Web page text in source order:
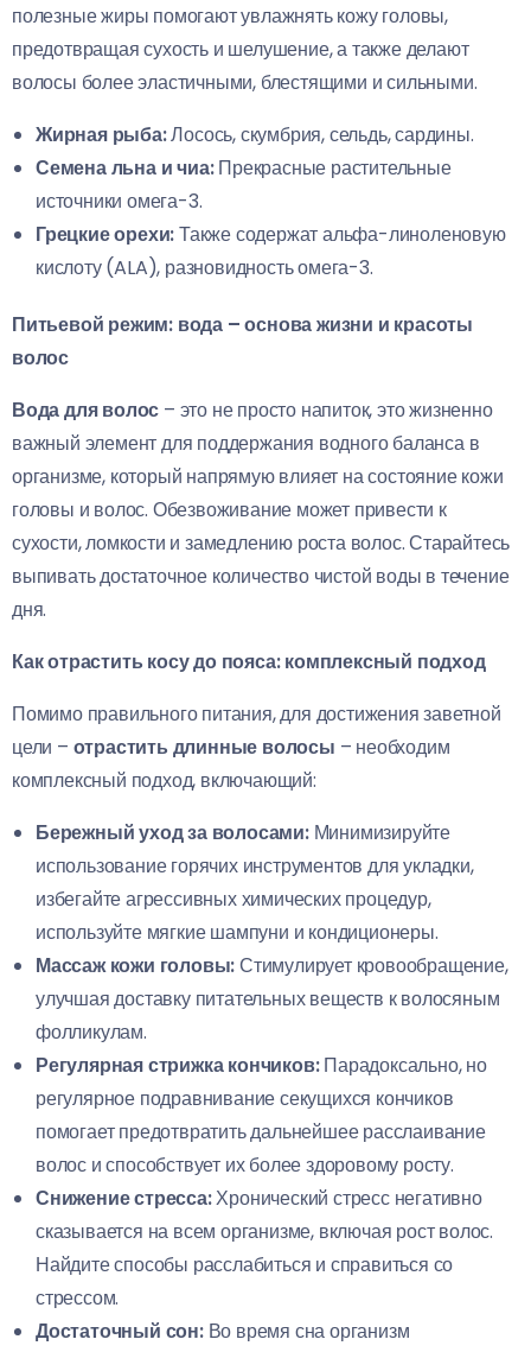
полезные жиры помогают увлажнять кожу головы,
предотвращая сухость и шелушение, а также делают
волосы более эластичными, блестящими и сильными.
Жирная рыба:Лосось, скумбрия, сельдь, сардины.
Семена льна и чиа:Прекрасные растительные
источники омега-3.
Грецкие орехи:Также содержат альфа-линоленовую
кислоту (ALA), разновидность омега-3.
Питьевой режим: вода – основа жизни и красоты
волос
Вода для волос – это не просто напиток, это жизненно
важный элемент для поддержания водного баланса в
организме, который напрямую влияет на состояние кожи
головы и волос. Обезвоживание может привести к
сухости, ломкости и замедлению роста волос. Старайтесь
выпивать достаточное количество чистой воды в течение
дня.
Как отрастить косу до пояса: комплексный подход
Помимо правильного питания, для достижения заветной
цели – отрастить длинные волосы – необходим
комплексный подход, включающий:
Бережный уход за волосами:Минимизируйте
использование горячих инструментов для укладки,
избегайте агрессивных химических процедур,
используйте мягкие шампуни и кондиционеры.
Массаж кожи головы:Стимулирует кровообращение,
улучшая доставку питательных веществ к волосяным
фолликулам.
Регулярная стрижка кончиков:Парадоксально, но
регулярное подравнивание секущихся кончиков
помогает предотвратить дальнейшее расслаивание
волос и способствует их более здоровому росту.
Снижение стресса:Хронический стресс негативно
сказывается на всем организме, включая рост волос.
Найдите способы расслабиться и справиться со
стрессом.
Достаточный сон:Во время сна организм